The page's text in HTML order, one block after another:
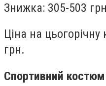
Знижка: 305-503
Ціна на
грн.
Спортивний костюм